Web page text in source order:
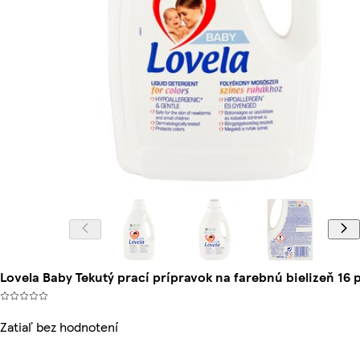
Lovela Baby Tekutý prací prípravok na farebnú bielizeň 16
Zatiaľ bez hodnotení